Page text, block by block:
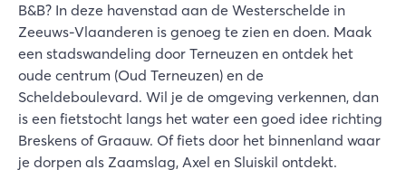
B&B? In deze havenstad aan de Westerschelde in
Zeeuws-Vlaanderen is genoeg te zien en doen. Maak
een stadswandeling door Terneuzen en ontdek het
oude centrum (Oud Terneuzen) en de
Scheldeboulevard. Wil je de omgeving verkennen, dan
is een fietstocht langs het water een goed idee richting
Breskens of Graauw. Of fiets door het binnenland waar
je dorpen als Zaamslag, Axel en Sluiskil ontdekt.